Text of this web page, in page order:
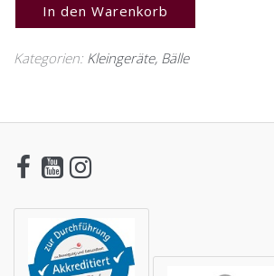
In den Warenkorb
Kategorien: Kleingeräte, Bälle